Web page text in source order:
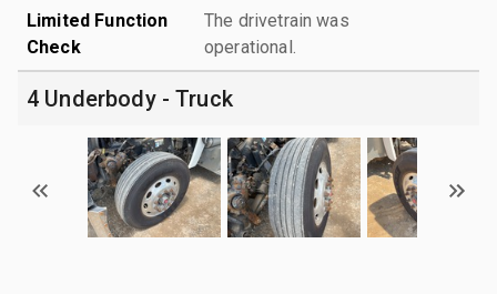
Limited Function
Check
The drivetrain was
operational.
4 Underbody - Truck